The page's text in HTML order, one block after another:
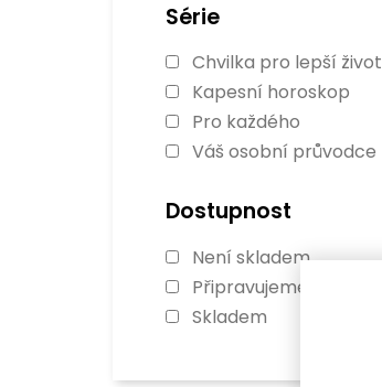
Série
Chvilka pro lepší život
Kapesní horoskop
Pro každého
Váš osobní průvodce
Dostupnost
Není skladem
Připravujeme
Skladem